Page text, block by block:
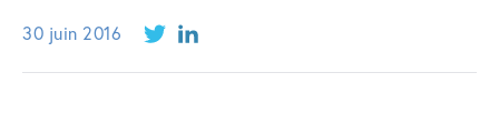
30 juin 2016